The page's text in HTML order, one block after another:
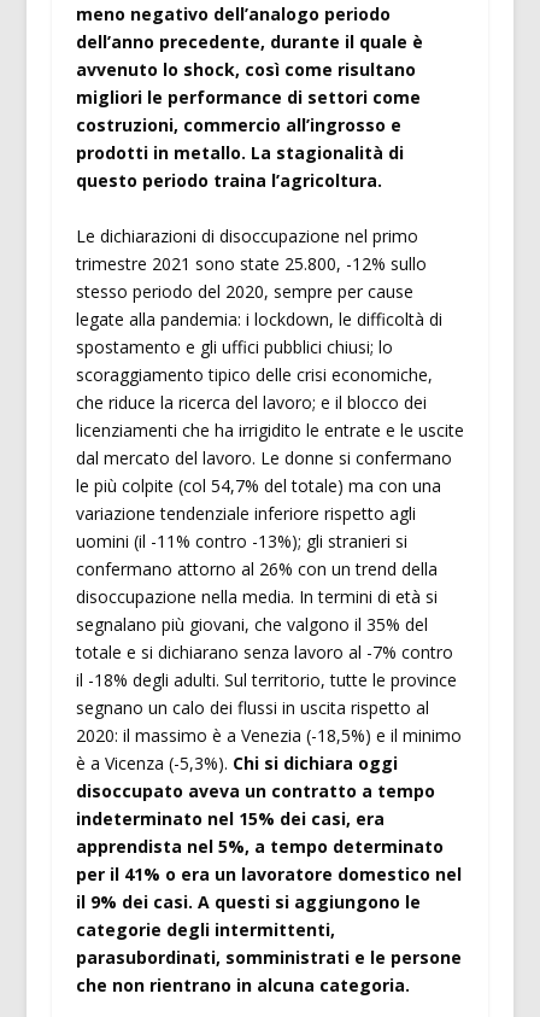
meno negativo dell’analogo periodo
dell’anno precedente, durante il quale è
avvenuto lo shock, così come risultano
migliori le performance di settori come
costruzioni, commercio all’ingrosso e
prodotti in metallo. La stagionalità di
questo periodo traina l’agricoltura.
Le dichiarazioni di disoccupazione nel primo
trimestre 2021 sono state 25.800, -12% sullo
stesso periodo del 2020, sempre per cause
legate alla pandemia: i lockdown, le difficoltà di
spostamento e gli uffici pubblici chiusi; lo
scoraggiamento tipico delle crisi economiche,
che riduce la ricerca del lavoro; e il blocco dei
licenziamenti che ha irrigidito le entrate e le uscite
dal mercato del lavoro. Le donne si confermano
le più colpite (col 54,7% del totale) ma con una
variazione tendenziale inferiore rispetto agli
uomini (il -11% contro -13%); gli stranieri si
confermano attorno al 26% con un trend della
disoccupazione nella media. In termini di età si
segnalano più giovani, che valgono il 35% del
totale e si dichiarano senza lavoro al -7% contro
il -18% degli adulti. Sul territorio, tutte le province
segnano un calo dei flussi in uscita rispetto al
2020: il massimo è a Venezia (-18,5%) e il minimo
è a Vicenza (-5,3%). Chi si dichiara oggi
disoccupato aveva un contratto a tempo
indeterminato nel 15% dei casi, era
apprendista nel 5%, a tempo determinato
per il 41% o era un lavoratore domestico nel
il 9% dei casi. A questi si aggiungono le
categorie degli intermittenti,
parasubordinati, somministrati e le persone
che non rientrano in alcuna categoria.